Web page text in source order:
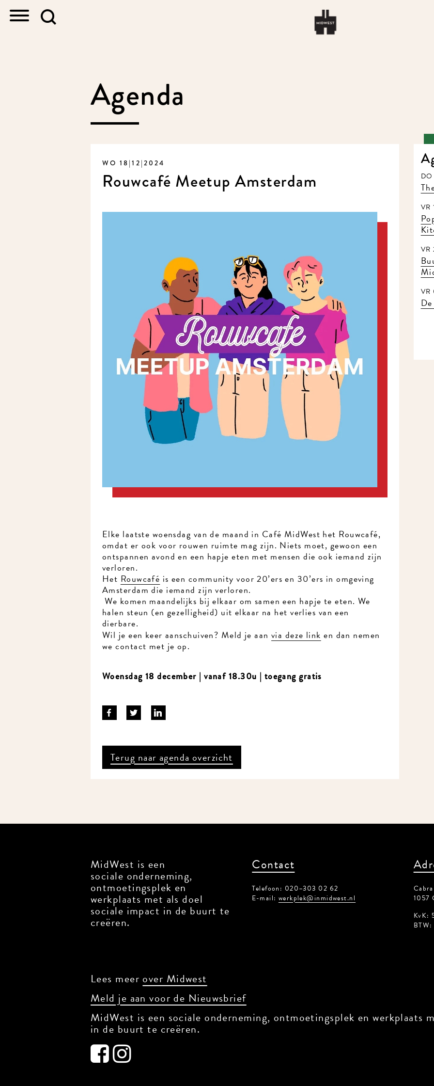
Agenda
WO 18|12|2024
Rouwcafé Meetup Amsterdam
Elke laatste woensdag van de maand in Café MidWest het Rouwcafé,
omdat er ook voor rouwen ruimte mag zijn. Niets moet, gewoon een
ontspannen avond en een hapje eten met mensen die ook iemand zijn
verloren.
Het Rouwcafé is een community voor 20’ers en 30’ers in omgeving
Amsterdam die iemand zijn verloren.
We komen maandelijks bij elkaar om samen een hapje te eten. We
halen steun (en gezelligheid) uit elkaar na het verlies van een
dierbare.
Wil je een keer aanschuiven? Meld je aanvia deze link en dan nemen
we contact met je op.
Woensdag 18 december | vanaf 18.30u | toegang gratis
Terug naar agenda overzicht
VR
VR
VR
MidWest is een
sociale onderneming,
ontmoetingsplek en
werkplaats met als doel
sociale impact in de buurt te
creëren.
Contact
Telefoon: 020–303 02 62
E-mail: werkplek@inmidwest.nl
1057
KvK:
Lees meer over Midwest
Meld je aan voor de Nieuwsbrief
MidWest is een sociale onderneming, ontmoetingsplek en werkplaats
in de buurt te creëren.